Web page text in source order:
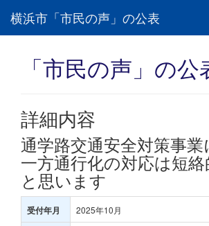
横浜市「市民の声」の公表
「市民の声」の公
詳細内容
通学路交通安全対策事業
一方通行化の対応は短
と思います
受付年月 2025年10月